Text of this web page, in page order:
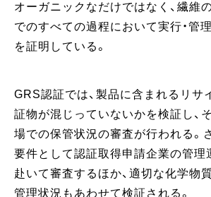
オーガニックなだけではなく、繊維
でのすべての過程において実行・管
を証明している。
GRS認証では、製品に含まれるリサ
証物が混じっていないかを検証し、
場での保管状況の審査が行われる。
要件として認証取得申請企業の管理
赴いて審査するほか、適切な化学物
管理状況もあわせて検証される。